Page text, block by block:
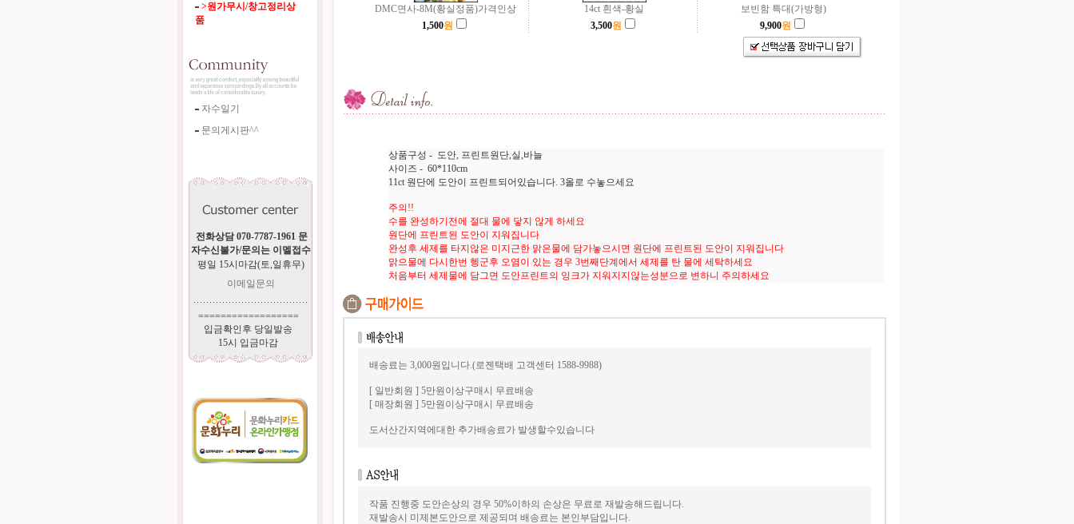
>원가무시/창고정리상
품
자수일기
문의게시판^^
전화상담 070-7787-1961 문
자수신불가/문의는 이멜접수
평일 15시마감(토,일휴무)
이메일문의
==================
입금확인후 당일발송
15시 입금마감
DMC면사-8M(황실정품)가격인상 14ct 흰색-황실
보빈함 특대(가방형)
1,500원 3,500원 9,900원
상품구성 - 도안, 프린트원단,실,바늘
사이즈 - 60*110cm
11ct 원단에 도안이 프린트되어있습니다. 3올로 수놓으세요
주의!!
수를 완성하기전에 절대 물에 닿지 않게 하세요
원단에 프린트된 도안이 지워집니다
완성후 세제를 타지않은 미지근한 맑은물에 담가놓으시면 원단에 프린트된 도안이 지워집니다
맑으물에 다시한번 헹군후 오염이 있는 경우 3번째단계에서 세제를 탄 물에 세탁하세요
처음부터 세제물에 담그면 도안프린트의 잉크가 지워지지않는성분으로 변하니 주의하세요
배송료는 3,000원입니다.(로젠택배 고객센터 1588-9988)
[ 일반회원 ] 5만원이상구매시 무료배송
[ 매장회원 ] 5만원이상구매시 무료배송
도서산간지역에대한 추가배송료가 발생할수있습니다
작품 진행중 도안손상의 경우 50%이하의 손상은 무료로 재발송해드립니다.
재발송시 미제본도안으로 제공되며 배송료는 본인부담입니다.